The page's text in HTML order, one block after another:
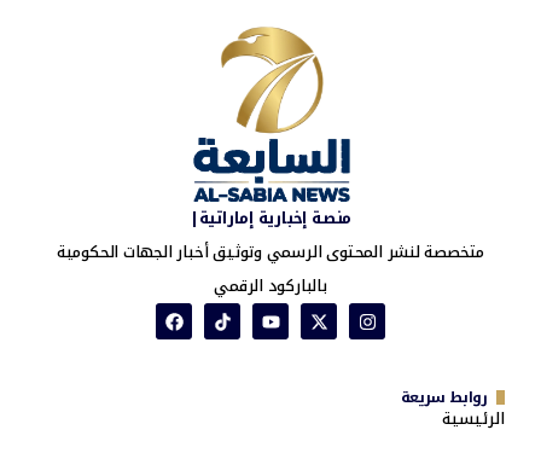
منصة إخبارية إماراتية|
متخصصة لنشر المحتوى الرسمي وتوثيق أخبار الجهات الحكومية
بالباركود الرقمي
روابط سريعة
الرئيسية